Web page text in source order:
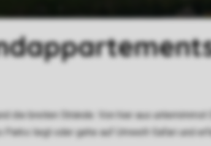
die breiten Strände. Von hier aus
Parks liegt oder gehe auf Umwelt-Safari und